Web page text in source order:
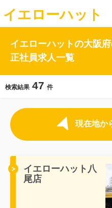
イエローハット
イエローハットの大阪
正社員求人一覧
検索結果 47 件
現在地か
イエローハット八
尾店